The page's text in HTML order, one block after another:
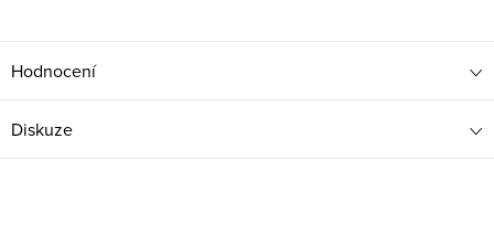
Hodnocení
Diskuze